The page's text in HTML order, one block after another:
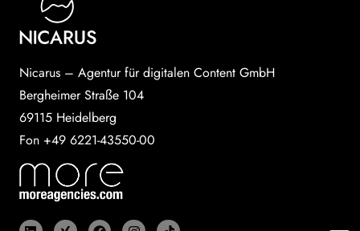
Nicarus – Agentur für digitalen Content GmbH
Bergheimer Straße 104
69115 Heidelberg
Fon +49 6221-43550-00